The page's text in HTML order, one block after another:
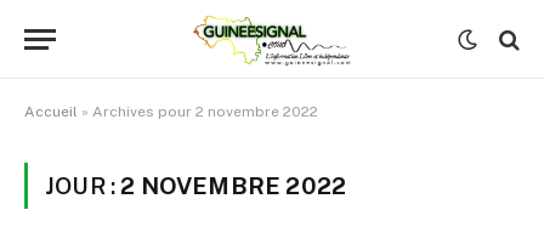
Accueil » Archives pour 2 novembre 2022
JOUR : 2 NOVEMBRE 2022